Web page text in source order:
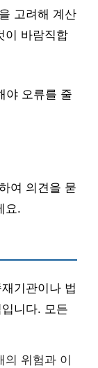
고려해 계산
이 바람직합
야 오류를 줄
여 의견을 묻
요.
기관이나 법
니다. 모든
의 위험과 이